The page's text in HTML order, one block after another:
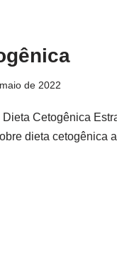
de 2022
Cetogênica
dieta cetogênica